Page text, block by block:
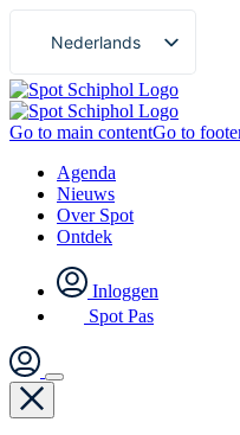
Nederlands
English
Go to main contentGo to
Agenda
Nieuws
Over Spot
Ontdek
Inloggen
Spot Pas